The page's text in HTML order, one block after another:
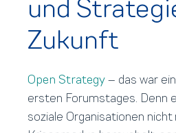
und
Zukunft
Open Strategy– das war
ersten Forumstages. Denn
soziale Organisationen nicht